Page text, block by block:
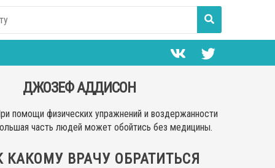
ДЖОЗЕФ АДДИСОН
помощи физических упражнений и воздержанности
часть людей может обойтись без медицины.
КАКОМУ ВРАЧУ ОБРАТИТЬСЯ